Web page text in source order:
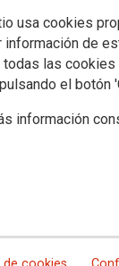
usa cookies
información de
todas las cookies
el botón
información
del País